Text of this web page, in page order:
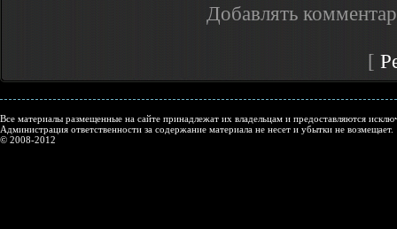
Добавлять
[
Все материалы размещенные на сайте принадлежат их владельцам и предоставляются
Администрация ответственности за содержание материала не несет и убытки не возмещает.
© 2008-2012